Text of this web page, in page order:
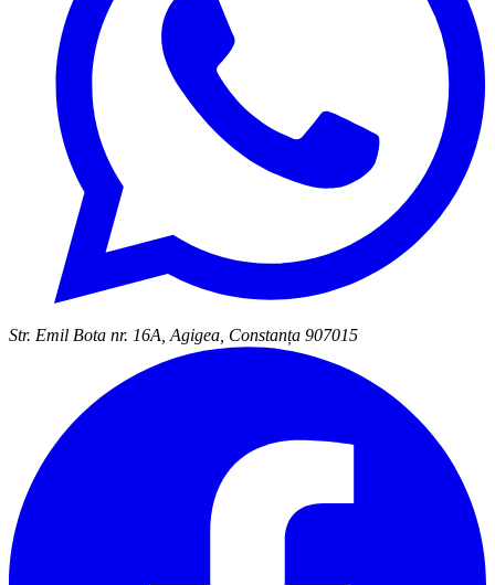
Str. Emil Bota nr. 16A, Agigea, Constanța 907015